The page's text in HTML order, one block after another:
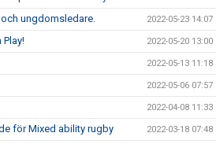
ungdomsledare. 2022-05-23 14:07
Play! 2022-05-20 13:00
2022-05-13 11:18
2022-05-06 07:57
2022-04-08 11:33
för Mixed ability rugby 2022-03-18 07:48